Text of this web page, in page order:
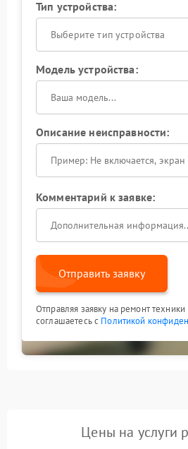
Тип устройства:
Выберите тип устройства
Модель устройства:
Описание неисправности:
Комментарий к заявке:
Отправить заявку
Отправляя заявку на ремонт
соглашаетесь с Политикой
Цены на услуги